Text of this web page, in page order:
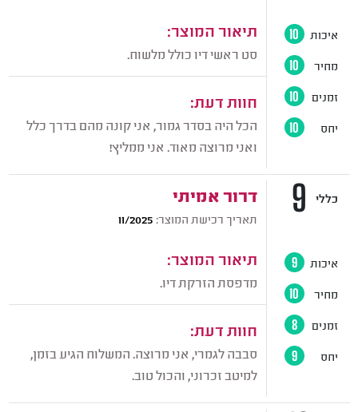
תיאור המוצר:
סט ראשי דיו כולל מלשוח.
חוות דעת:
הכל היה בסדר גמור, אני קונה מהם בדרך כלל
ואני מרוצה מאוד. אני ממליץ!
איכות 10
מחיר 10
זמנים 10
יחס 10
דרור אמיתי
תאריך רכישת המוצר: 11/2025
תיאור המוצר:
מדפסת ‏הזרקת דיו.
חוות דעת:
סבבה לגמרי, אני מרוצה. המשלוח הגיע בזמן,
למיטב זכרוני, והכול טוב.
9 כללי
איכות 9
מחיר 10
זמנים 8
יחס 9